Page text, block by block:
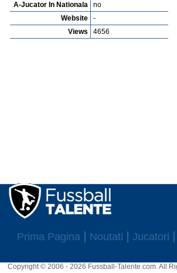
A-Jucator In Nationala
no
Website
-
Views
4656
Prima Pagina Noutati Jucatori
Copyright © 2006 - 2026 Fussball-Talente.com. All